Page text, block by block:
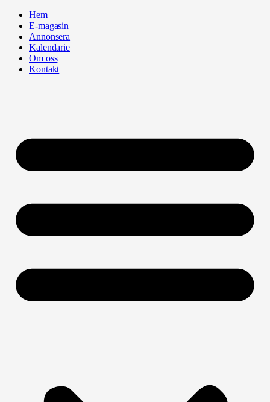
Hoppa
innehåll
Hem
E-magasin
Annonsera
Kalendarie
Om oss
Kontakt